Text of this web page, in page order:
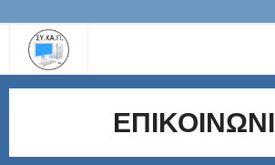
ΔΙΟΙΚΗΤΙΚΟ ΣΥΜΒΟΥΛΙΟ
ΕΚΠΑΙΔΕΥΤΙΚΟ ΥΛΙΚΟ